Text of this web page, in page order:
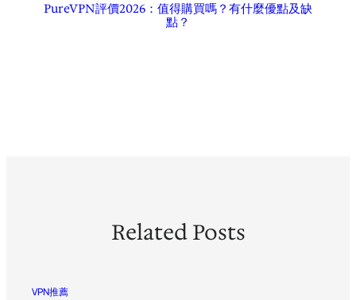
PureVPN評價2026：值得購買嗎？有什麼優點及缺
點？
Related Posts
VPN推薦